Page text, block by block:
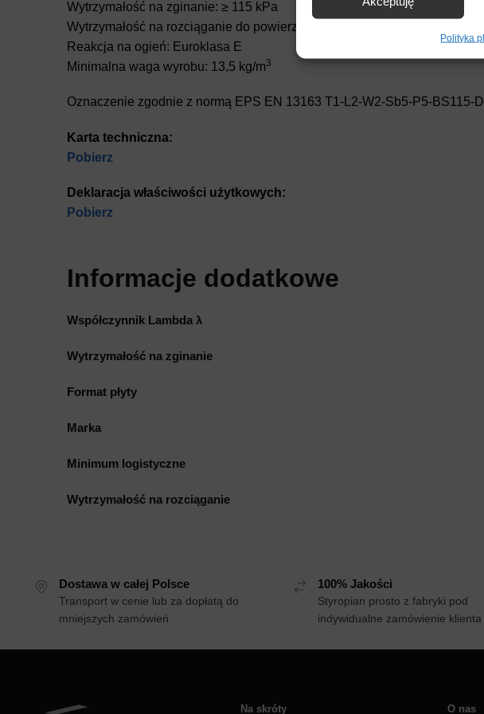
Zapewnienie
naprawianie błędów,
nich.
Polityka
Wytrzymałość na zginanie: ≥ 115 kPa
Wytrzymałość na rozciąganie do powierzchni czołowych: ≥100 kPa
Reakcja na ogień: Euroklasa E
Minimalna waga wyrobu: 13,5 kg/m3
Oznaczenie zgodnie z normą EPS EN 13163 T1-L2-W2-Sb5-P5-BS115-
Karta techniczna:
Pobierz
Deklaracja właściwości użytkowych:
Pobierz
Informacje dodatkowe
Współczynnik Lambda λ
Wytrzymałość na zginanie
Format płyty
Marka
Minimum logistyczne
Wytrzymałość na rozciąganie
Dostawa w całej Polsce
Transport w cenie lub za dopłatą do
mniejszych zamówień
100% Jakości
Styropian prosto z fabryki pod
indywidualne zamówienie klienta
Na skróty O nas